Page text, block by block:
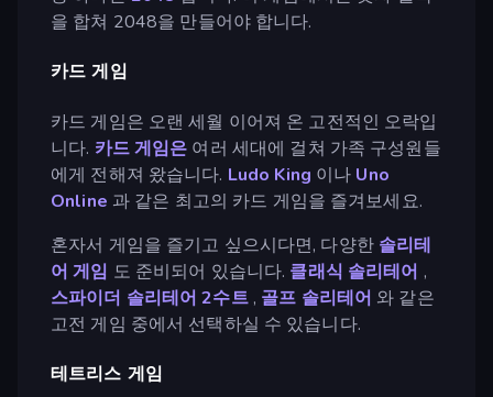
을 합쳐 2048을 만들어야 합니다.
카드 게임
카드 게임은 오랜 세월 이어져 온 고전적인 오락입
니다. 카드 게임은 여러 세대에 걸쳐 가족 구성원들
에게 전해져 왔습니다. Ludo King 이나 Uno
Online 과 같은 최고의 카드 게임을 즐겨보세요.
혼자서 게임을 즐기고 싶으시다면, 다양한 솔리테
어 게임 도 준비되어 있습니다. 클래식 솔리테어 ,
스파이더 솔리테어 2수트, 골프 솔리테어 와 같은
고전 게임 중에서 선택하실 수 있습니다.
테트리스 게임